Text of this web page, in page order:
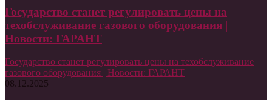
Государство станет регулировать цены на
техобслуживание газового оборудования |
Новости: ГАРАНТ
Государство станет регулировать цены на техобслуживание
газового оборудования | Новости: ГАРАНТ
08.12.2025